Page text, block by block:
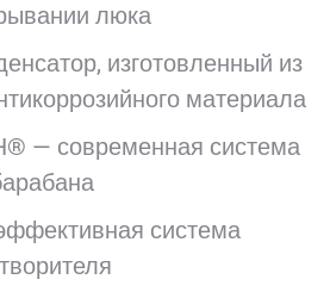
люка
изготовленный из
материала
— современная система
система